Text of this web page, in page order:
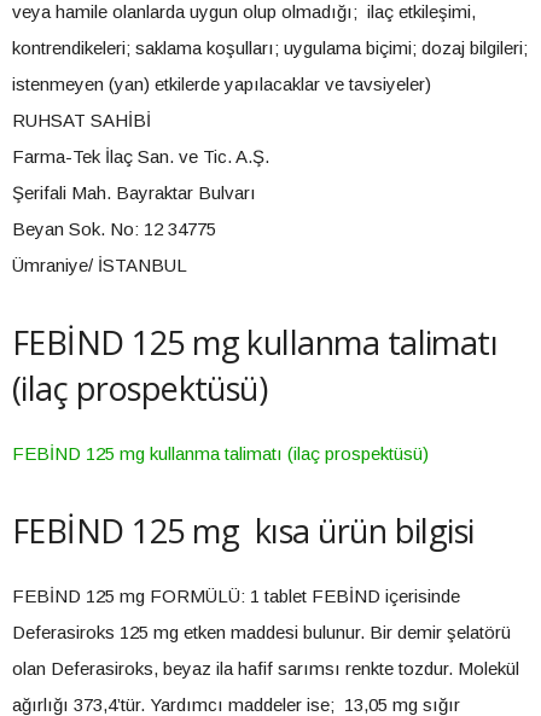
veya hamile olanlarda uygun olup olmadığı; ilaç etkileşimi,
kontrendikeleri; saklama koşulları; uygulama biçimi; dozaj bilgileri;
istenmeyen (yan) etkilerde yapılacaklar ve tavsiyeler)
RUHSAT SAHİBİ
Farma-Tek İlaç San. ve Tic. A.Ş.
Şerifali Mah. Bayraktar Bulvarı
Beyan Sok. No: 12 34775
Ümraniye/ İSTANBUL
FEBİND 125 mg kullanma talimatı
(ilaç prospektüsü)
FEBİND 125 mg kullanma talimatı (ilaç prospektüsü)
FEBİND 125 mg kısa ürün bilgisi
FEBİND 125 mg FORMÜLÜ: 1 tablet FEBİND içerisinde
Deferasiroks 125 mg etken maddesi bulunur. Bir demir şelatörü
olan Deferasiroks, beyaz ila hafif sarımsı renkte tozdur. Molekül
ağırlığı 373,4’tür. Yardımcı maddeler ise; 13,05 mg sığır